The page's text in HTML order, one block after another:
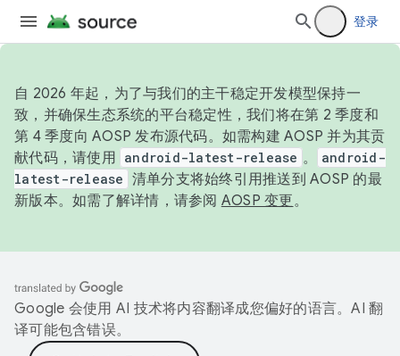
登录
自 2026 年起，为了与我们的主干稳定开发模型保持一
致，并确保生态系统的平台稳定性，我们将在第 2 季度和
第 4 季度向 AOSP 发布源代码。如需构建 AOSP 并为其贡
献代码，请使用 android-latest-release 。
android-
latest-release 清单分支将始终引用推送到 AOSP 的最
新版本。如需了解详情，请参阅 AOSP 变更。
Google 会使用 AI 技术将内容翻译成您偏好的语言。AI 翻
译可能包含错误。